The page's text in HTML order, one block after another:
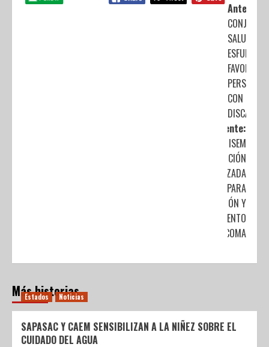
Anterior:
CONJUNTA
SALUD
FAVOR DE
PERSONAS
CON
Siguiente:
OTORGA ISEM
ATENCIÓN
ESPECIALIZADA
PARA
DETECCIÓN Y
TRATAMIENTO
DE GLAUCOMA
Más historias
Estados Noticias
SAPASAC Y CAEM SENSIBILIZAN A LA NIÑEZ SOBRE EL
CUIDADO DEL AGUA